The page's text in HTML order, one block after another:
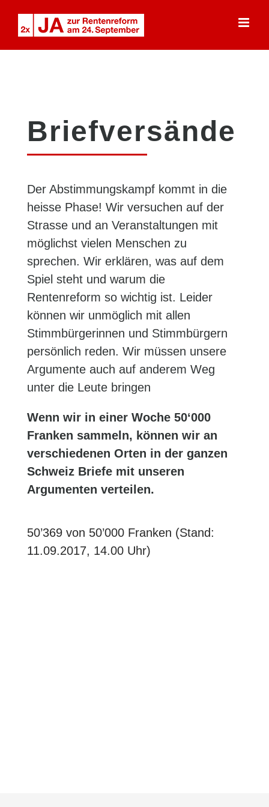
Briefversände
Der Abstimmungskampf kommt in die
heisse Phase! Wir versuchen auf der
Strasse und an Veranstaltungen mit
möglichst vielen Menschen zu
sprechen. Wir erklären, was auf dem
Spiel steht und warum die
Rentenreform so wichtig ist. Leider
können wir unmöglich mit allen
Stimmbürgerinnen und Stimmbürgern
persönlich reden. Wir müssen unsere
Argumente auch auf anderem Weg
unter die Leute bringen
Wenn wir in einer Woche 50‘000
Franken sammeln, können wir an
verschiedenen Orten in der ganzen
Schweiz Briefe mit unseren
Argumenten verteilen.
50’369 von 50’000 Franken (Stand:
11.09.2017, 14.00 Uhr)